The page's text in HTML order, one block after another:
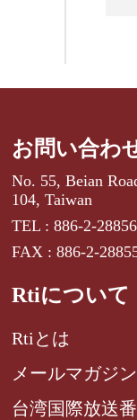
お問い合わ
No. 55, Beian
104, Taiwan
TEL : 886-2-
FAX : 886-2-
Rtiについて
Rtiとは
メールマガジ
台湾国際放送